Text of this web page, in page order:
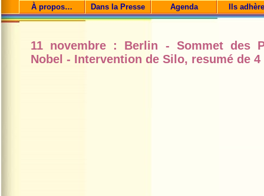
À propos… Dans la Presse Agenda Ils
11 novembre : Berlin - Sommet des
Nobel - Intervention de Silo, resumé de